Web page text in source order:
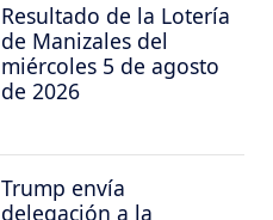
Resultado de la Lotería
de Manizales del
miércoles 5 de agosto
de 2026
Trump envía
delegación a la